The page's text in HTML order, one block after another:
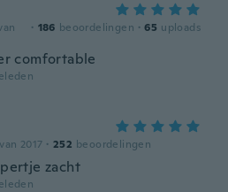
· 186 beoordelingen · 65 uploads
comfortable
2017 · 252 beoordelingen
zacht